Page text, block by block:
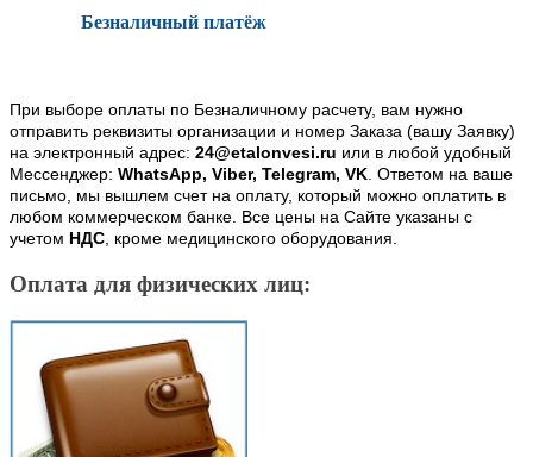
Безналичный платёж
При выборе оплаты по Безналичному расчету, вам нужно
отправить реквизиты организации и номер Заказа (вашу Заявку)
на электронный адрес: 24@etalonvesi.ru или в любой удобный
Мессенджер: WhatsApp, Viber, Telegram, VK. Ответом на ваше
письмо, мы вышлем счет на оплату, который можно оплатить в
любом коммерческом банке. Все цены на Сайте указаны с
учетом НДС, кроме медицинского оборудования.
Оплата для физических лиц: